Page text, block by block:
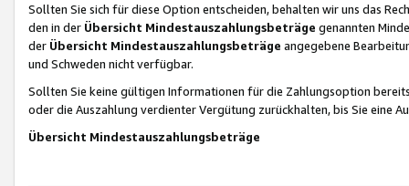
Sollten Sie sich für diese Option entscheiden, behalten wir uns das
den in der Übersicht Mindestauszahlungsbeträge genannten
der Übersicht Mindestauszahlungsbeträge angegebene
und Schweden nicht verfügbar.
Sollten Sie keine gültigen Informationen für die Zahlungsoption
oder die Auszahlung verdienter Vergütung zurückhalten, bis Sie
Übersicht Mindestauszahlungsbeträge